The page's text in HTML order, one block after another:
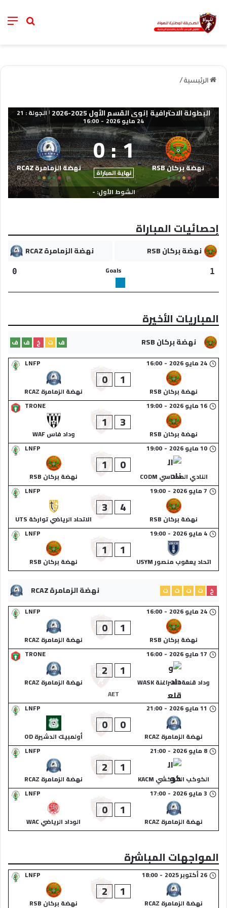
خانة
الرئيسية /
البطولة الاحترافية إنوي القسم الأول 2025-2026 | الجولة : 21
24 مايو 2026 -
16:00
نهضة بركان RSB 1
:
0
نهاية المباراة نهضة الزمامرة RCAZ
الشوط الأول: -
إحصائيات المباراة
نهضة بركان RSB نهضة الزمامرة RCAZ
1
Goals
0
المباريات الأخيرة
نهضة بركان RSB ف ت خ ف ف
LNFP
24 مايو 2026 -
16:00
نهضة بركان RSB
1
0
نهضة الزمامرة RCAZ
TRONE
16 مايو 2026 -
19:00
نهضة بركان RSB
3
1
وداد فاس WAF
LNFP
10 مايو 2026 -
19:00
النادي المكناسي CODM
0
1
نهضة بركان RSB
LNFP
7 مايو 2026 -
19:00
نهضة بركان RSB
4
3
الاتحاد الرياضي تواركة UTS
LNFP
4 مايو 2026 -
19:00
اتحاد يعقوب منصور USYM
1
1
نهضة بركان RSB
نهضة الزمامرة RCAZ خ ت ت ت
ت
LNFP
24 مايو 2026 -
16:00
نهضة بركان RSB
1
0
نهضة الزمامرة RCAZ
TRONE
17 مايو 2026 -
16:00
وداد قلعة السراغنة WASK
1
2
نهضة الزمامرة RCAZ
AET
LNFP
11 مايو 2026 -
21:00
نهضة الزمامرة RCAZ
0
0
أولمبيك الدشيرة OD
LNFP
8 مايو 2026 -
21:00
الكوكب المراكشي KACM
1
2
نهضة الزمامرة RCAZ
LNFP
3 مايو 2026 -
17:00
نهضة الزمامرة RCAZ
1
0
الوداد الرياضي WAC
المواجهات المباشرة
LNFP 26 أكتوبر 2025 -
18:00
نهضة الزمامرة RCAZ
1
2
نهضة بركان RSB